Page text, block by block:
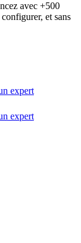
avec +500
et sans
expert
expert